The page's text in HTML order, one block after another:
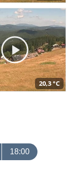
20,3 °C
18:00